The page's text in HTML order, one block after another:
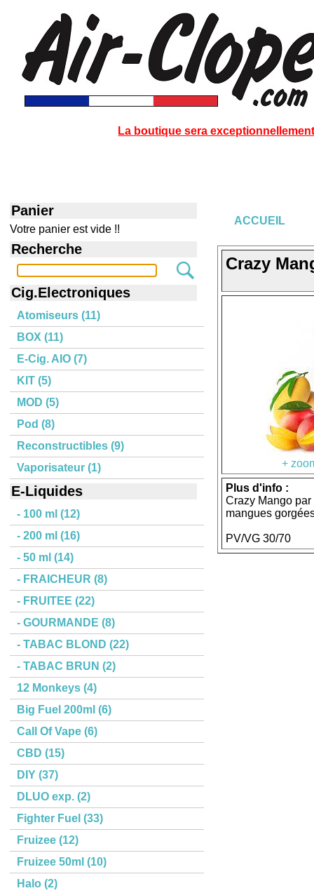
La boutique sera
Panier
Votre panier est vide !!
Recherche
Cig.Electroniques
Atomiseurs (11)
BOX (11)
E-Cig. AIO (7)
KIT (5)
MOD (5)
Pod (8)
Reconstructibles (9)
Vaporisateur (1)
E-Liquides
- 100 ml (12)
- 200 ml (16)
- 50 ml (14)
- FRAICHEUR (8)
- FRUITEE (22)
- GOURMANDE (8)
- TABAC BLOND (22)
- TABAC BRUN (2)
12 Monkeys (4)
Big Fuel 200ml (6)
Call Of Vape (6)
CBD (15)
DIY (37)
DLUO exp. (2)
Fighter Fuel (33)
Fruizee (12)
Fruizee 50ml (10)
Halo (2)
ACCUEIL
Crazy
+
Plus d'info :
Crazy Mango
mangues
PV/VG 30/70